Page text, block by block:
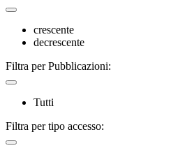
crescente
decrescente
Filtra per Pubblicazioni:
Tutti
Filtra per tipo accesso: